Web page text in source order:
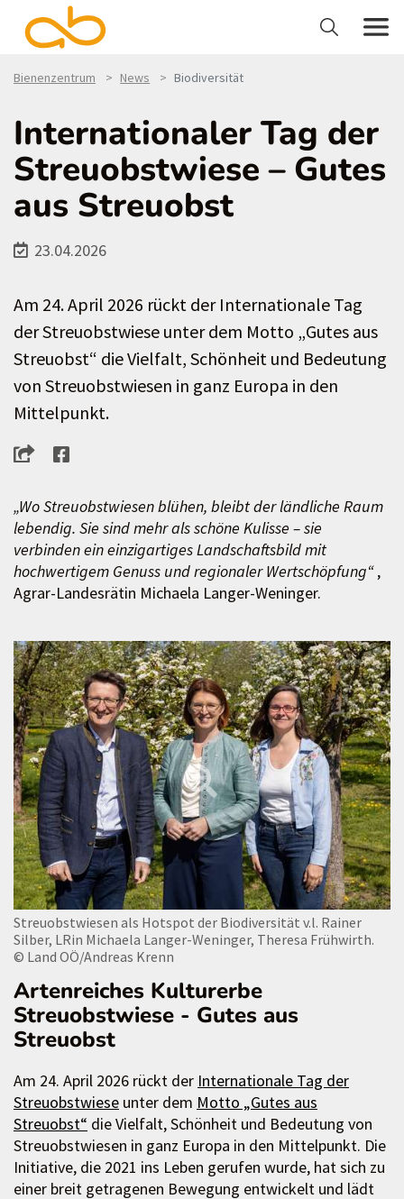
Bienenzentrum News Biodiversität
Internationaler Tag der
Streuobstwiese – Gutes
aus Streuobst
23.04.2026
Am 24. April 2026 rückt der Internationale Tag
der Streuobstwiese unter dem Motto „Gutes aus
Streuobst“ die Vielfalt, Schönheit und Bedeutung
von Streuobstwiesen in ganz Europa in den
Mittelpunkt.
„Wo Streuobstwiesen blühen, bleibt der ländliche Raum
lebendig. Sie sind mehr als schöne Kulisse – sie
verbinden ein einzigartiges Landschaftsbild mit
hochwertigem Genuss und regionaler Wertschöpfung“,
Agrar-Landesrätin Michaela Langer-Weninger.
Streuobstwiesen als Hotspot der Biodiversität v.l. Rainer
Silber, LRin Michaela Langer-Weninger, Theresa Frühwirth.
© Land OÖ/Andreas Krenn
Artenreiches Kulturerbe
Streuobstwiese - Gutes aus
Streuobst
Am 24. April 2026 rückt der Internationale Tag der
Streuobstwiese unter dem Motto „Gutes aus
Streuobst“ die Vielfalt, Schönheit und Bedeutung von
Streuobstwiesen in ganz Europa in den Mittelpunkt. Die
Initiative, die 2021 ins Leben gerufen wurde, hat sich zu
einer breit getragenen Bewegung entwickelt und lädt